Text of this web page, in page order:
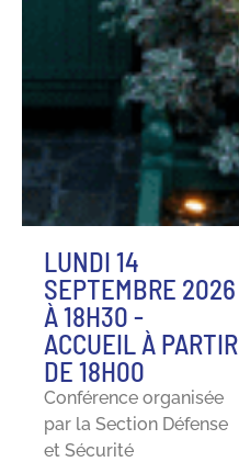
LUNDI 14
SEPTEMBRE 2026
À 18H30 -
ACCUEIL À PARTIR
DE 18H00
Conférence organisée
par la Section Défense
et Sécurité